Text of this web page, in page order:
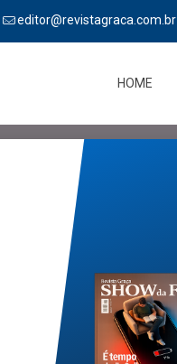
editor@revistagraca.com.br
HOME